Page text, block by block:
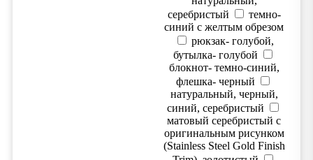
серебристый
темно-
синий с желтым обрезом
рюкзак- голубой,
бутылка- голубой
блокнот- темно-синий,
флешка- черный
натуральный, черный,
синий, серебристый
матовый серебристый с
оригинальным рисунком
(Stainless Steel Gold Finish